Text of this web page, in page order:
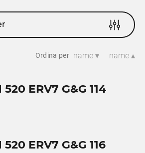
Ordina per name ▾ name ▴
ERV7 G&G 114
ERV7 G&G 116